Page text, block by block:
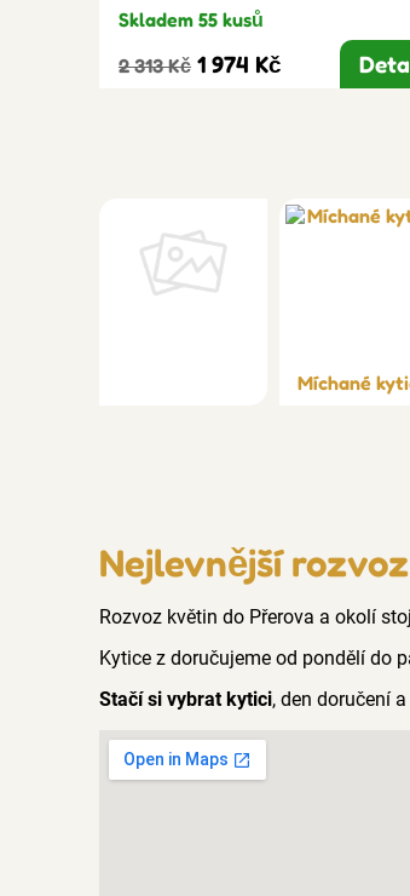
Skladem 55 kusů
2 313 Kč 1 974 Kč
Míchané
Nejlevnější
Rozvoz květin do Přerova a okolí
Kytice z doručujeme od pondělí do
Stačí si vybrat kytici, den doručení